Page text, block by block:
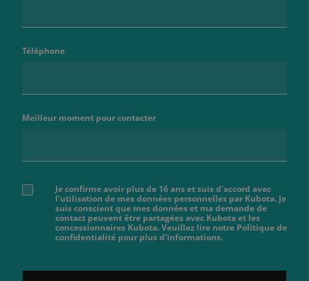
Téléphone
Meilleur moment pour contacter
Je confirme avoir plus de 16 ans et suis d'accord avec
l'utilisation de mes données personnelles par Kubota. Je
suis conscient que mes données et ma demande de
contact peuvent être partagées avec Kubota et les
concessionnaires Kubota. Veuillez lire notre Politique de
confidentialité pour plus d'informations.